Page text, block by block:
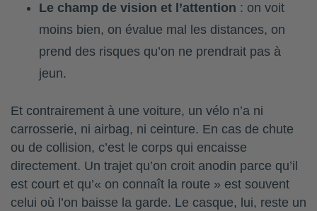
Le champ de vision et l’attention : on voit
moins bien, on évalue mal les distances, on
prend des risques qu’on ne prendrait pas à
jeun.
Et contrairement à une voiture, un vélo n’a ni
carrosserie, ni airbag, ni ceinture. En cas de chute
ou de collision, c’est le corps qui encaisse
directement. Un trajet qu’on croit anodin parce qu’il
est court et qu’« on connaît la route » est souvent
celui où l’on baisse la garde. Le casque, lui, reste un